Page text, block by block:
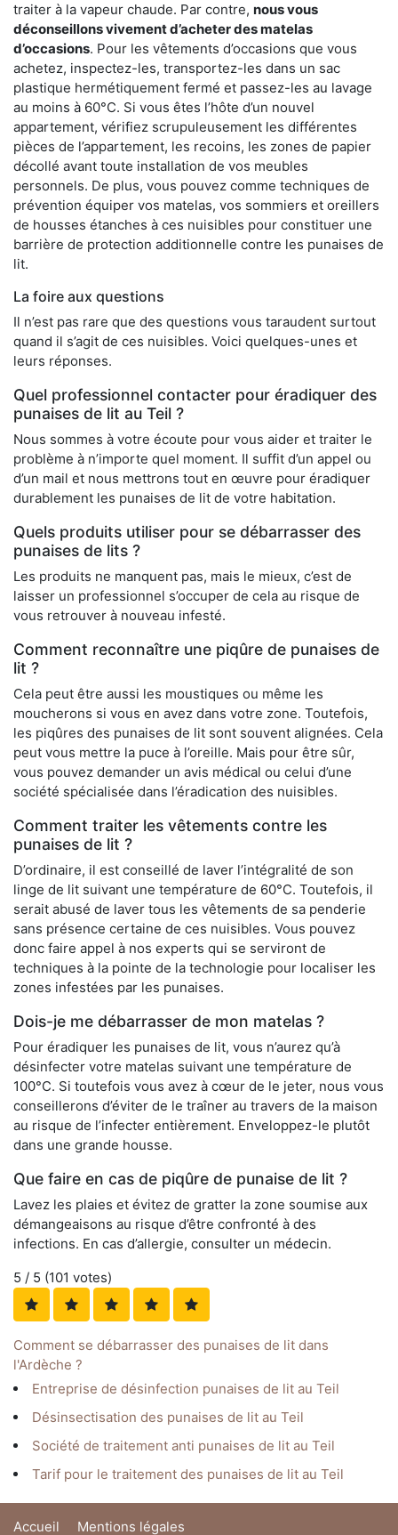
traiter à la vapeur chaude. Par contre, nous vous
déconseillons vivement d’acheter des matelas
d’occasions. Pour les vêtements d’occasions que vous
achetez, inspectez-les, transportez-les dans un sac
plastique hermétiquement fermé et passez-les au lavage
au moins à 60°C. Si vous êtes l’hôte d’un nouvel
appartement, vérifiez scrupuleusement les différentes
pièces de l’appartement, les recoins, les zones de papier
décollé avant toute installation de vos meubles
personnels. De plus, vous pouvez comme techniques de
prévention équiper vos matelas, vos sommiers et oreillers
de housses étanches à ces nuisibles pour constituer une
barrière de protection additionnelle contre les punaises de
lit.
La foire aux questions
Il n’est pas rare que des questions vous taraudent surtout
quand il s’agit de ces nuisibles. Voici quelques-unes et
leurs réponses.
Quel professionnel contacter pour éradiquer des
punaises de lit au Teil ?
Nous sommes à votre écoute pour vous aider et traiter le
problème à n’importe quel moment. Il suffit d’un appel ou
d’un mail et nous mettrons tout en œuvre pour éradiquer
durablement les punaises de lit de votre habitation.
Quels produits utiliser pour se débarrasser des
punaises de lits ?
Les produits ne manquent pas, mais le mieux, c’est de
laisser un professionnel s’occuper de cela au risque de
vous retrouver à nouveau infesté.
Comment reconnaître une piqûre de punaises de
lit ?
Cela peut être aussi les moustiques ou même les
moucherons si vous en avez dans votre zone. Toutefois,
les piqûres des punaises de lit sont souvent alignées. Cela
peut vous mettre la puce à l’oreille. Mais pour être sûr,
vous pouvez demander un avis médical ou celui d’une
société spécialisée dans l’éradication des nuisibles.
Comment traiter les vêtements contre les
punaises de lit ?
D’ordinaire, il est conseillé de laver l’intégralité de son
linge de lit suivant une température de 60°C. Toutefois, il
serait abusé de laver tous les vêtements de sa penderie
sans présence certaine de ces nuisibles. Vous pouvez
donc faire appel à nos experts qui se serviront de
techniques à la pointe de la technologie pour localiser les
zones infestées par les punaises.
Dois-je me débarrasser de mon matelas ?
Pour éradiquer les punaises de lit, vous n’aurez qu’à
désinfecter votre matelas suivant une température de
100°C. Si toutefois vous avez à cœur de le jeter, nous vous
conseillerons d’éviter de le traîner au travers de la maison
au risque de l’infecter entièrement. Enveloppez-le plutôt
dans une grande housse.
Que faire en cas de piqûre de punaise de lit ?
Lavez les plaies et évitez de gratter la zone soumise aux
démangeaisons au risque d’être confronté à des
infections. En cas d’allergie, consulter un médecin.
5 / 5 (101 votes)
Comment se débarrasser des punaises de lit dans
l'Ardèche ?
Entreprise de désinfection punaises de lit au Teil
Désinsectisation des punaises de lit au Teil
Société de traitement anti punaises de lit au Teil
Tarif pour le traitement des punaises de lit au Teil
Accueil Mentions légales